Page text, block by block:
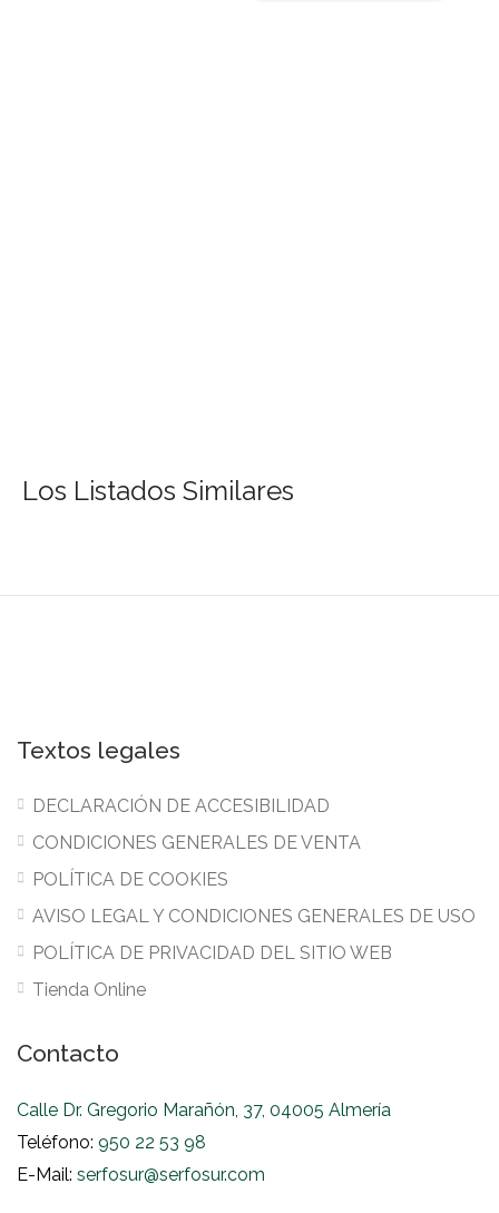
Los Listados Similares
Textos legales
DECLARACIÓN DE ACCESIBILIDAD
CONDICIONES GENERALES DE VENTA
POLÍTICA DE COOKIES
AVISO LEGAL Y CONDICIONES GENERALES DE USO
POLÍTICA DE PRIVACIDAD DEL SITIO WEB
Tienda Online
Contacto
Calle Dr. Gregorio Marañón, 37, 04005 Almería
Teléfono: 950 22 53 98
E-Mail: serfosur@serfosur.com